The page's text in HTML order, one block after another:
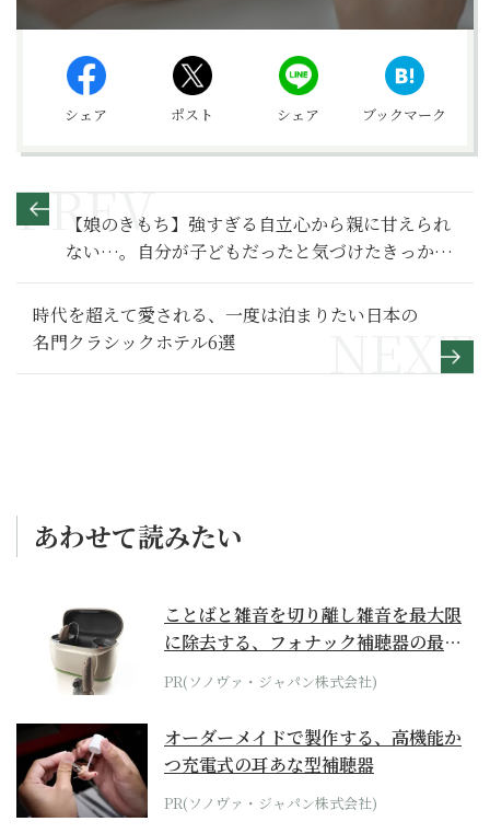
シェア ポスト シェア ブックマーク
【娘のきもち】強すぎる自立心から親に甘えられ
ない…。自分が子どもだったと気づけたきっかけ
はがんだった～その1～
時代を超えて愛される、一度は泊まりたい日本の
名門クラシックホテル6選
あわせて読みたい
ことばと雑音を切り離し雑音を最大限
に除去する、フォナック補聴器の最上
位モデル
PR(ソノヴァ・ジャパン株式会社)
オーダーメイドで製作する、高機能か
つ充電式の耳あな型補聴器
PR(ソノヴァ・ジャパン株式会社)